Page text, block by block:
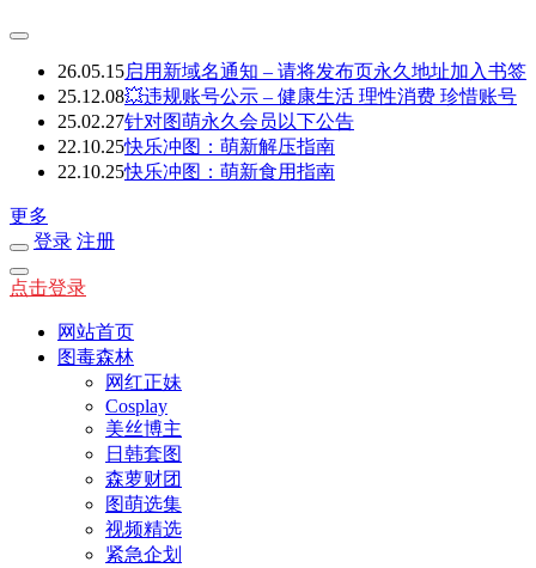
26.05.15启用新域名通知 – 请将发布页永久地址加入书签
25.12.08💥违规账号公示 – 健康生活 理性消费 珍惜账号
25.02.27针对图萌永久会员以下公告
22.10.25快乐冲图：萌新解压指南
22.10.25快乐冲图：萌新食用指南
更多
登录 注册
点击登录
网站首页
图毒森林
网红正妹
Cosplay
美丝博主
日韩套图
森萝财团
图萌选集
视频精选
紧急企划